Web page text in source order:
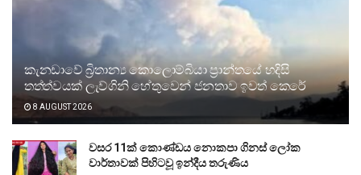
කැනඩාවේ බ්‍රිතාන්‍ය කොලොම්බියා ප්‍රාන්තයේ හදිසි
තත්ත්වයක් ලැව්ගිනි හේතුවෙන් ජනතාව ඉවත් කෙරේ
8 AUGUST 2026
වසර 11ක් කොණ්ඩය නොකපා ගිනස් ලෝක
වාර්තාවක් පිහිටවූ ඉන්දීය තරුණිය